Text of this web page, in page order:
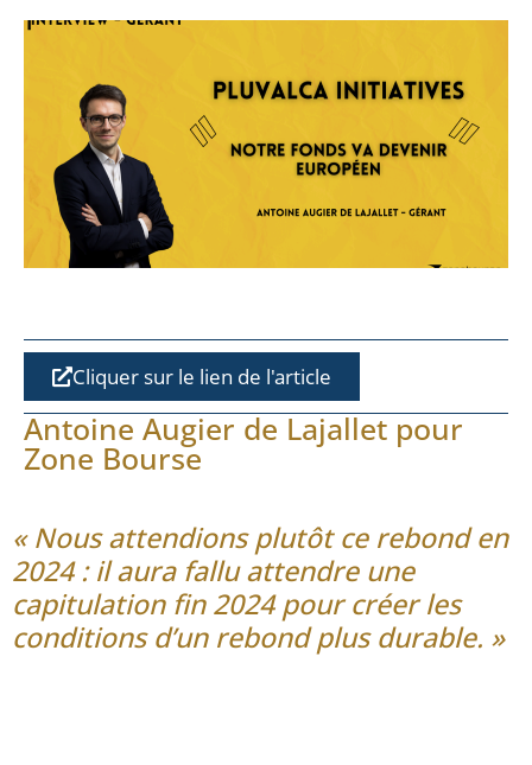
Cliquer sur le lien de l'article
Antoine Augier de Lajallet pour
Zone Bourse
« Nous attendions plutôt ce rebond en
2024 : il aura fallu attendre une
capitulation fin 2024 pour créer les
conditions d’un rebond plus durable. »